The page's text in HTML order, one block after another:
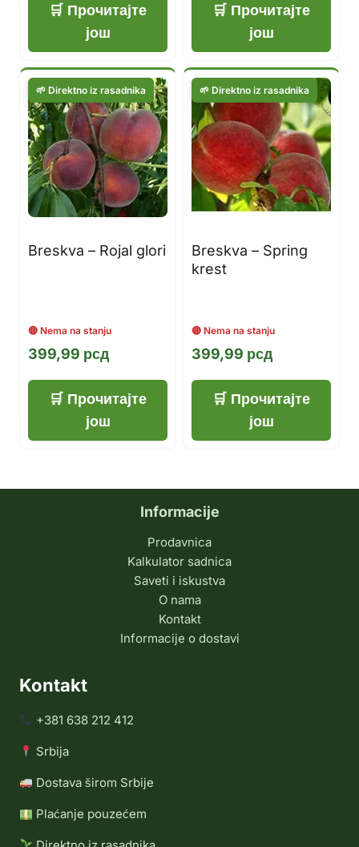
Прочитајте
још
Прочитајте
још
Breskva – Rojal glori
399,99 рсд
Прочитајте
још
Breskva – Spring
krest
399,99 рсд
Прочитајте
још
Informacije
Prodavnica
Kalkulator sadnica
Saveti i iskustva
O nama
Kontakt
Informacije o dostavi
Kontakt
+381 638 212 412
Srbija
Dostava širom Srbije
Plaćanje pouzećem